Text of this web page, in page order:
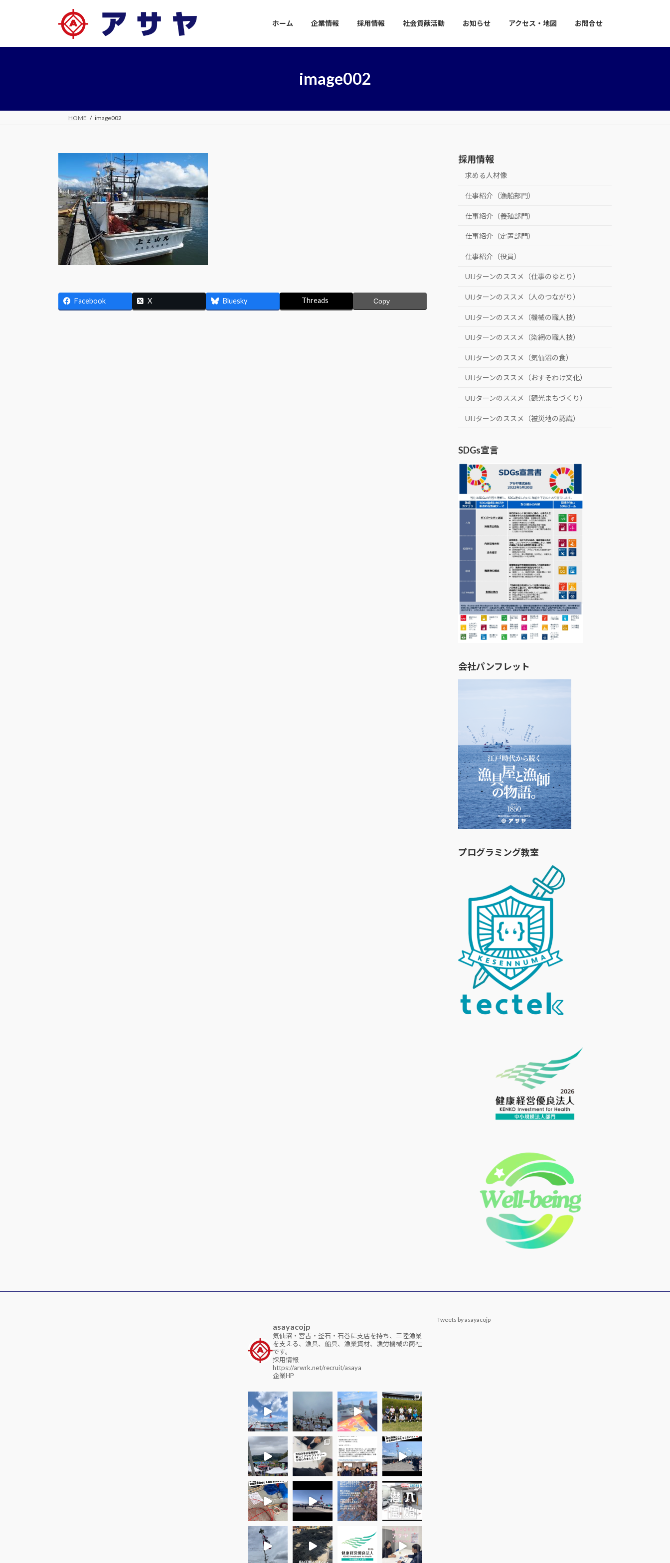
プ
動
ホーム 企業情報 採用情報 社会貢献活動 お知らせ アクセス・地図 お問合せ
image002
HOME image002
Facebook X Bluesky Threads Copy
採用情報
求める人材像
仕事紹介（漁船部門）
仕事紹介（養殖部門）
仕事紹介（定置部門）
仕事紹介（役員）
UIJターンのススメ（仕事のゆとり）
UIJターンのススメ（人のつながり）
UIJターンのススメ（機械の職人技）
UIJターンのススメ（染網の職人技）
UIJターンのススメ（気仙沼の食）
UIJターンのススメ（おすそわけ文化）
UIJターンのススメ（観光まちづくり）
UIJターンのススメ（被災地の認識）
SDGs宣言
会社パンフレット
プログラミング教室
asayacojp
気仙沼・宮古・釜石・石巻に支店を持ち、三陸漁業
を支える、漁具、船具、漁業資材、漁労機械の商社
です。
採用情報
https://arwrk.net/recruit/asaya
企業HP
Tweets by asayacojp